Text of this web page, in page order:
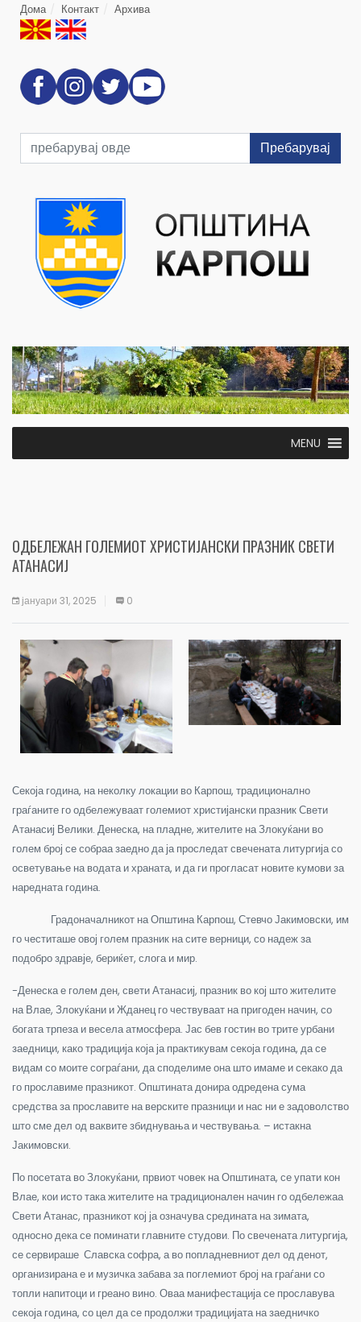
Дома Контакт Архива
Пребарувај
MENU
ОДБЕЛЕЖАН ГОЛЕМИОТ ХРИСТИЈАНСКИ ПРАЗНИК СВЕТИ
АТАНАСИЈ
јануари 31, 2025 0
Секоја година, на неколку локации во Карпош, традиционално
граѓаните го одбележуваат големиот христијански празник Свети
Атанасиј Велики. Денеска, на пладне, жителите на Злокуќани во
голем број се собраа заедно да ја проследат свечената литургија со
осветување на водата и храната, и да ги прогласат новите кумови за
наредната година.
Градоначалникот на Општина Карпош, Стевчо Јакимовски, им
го честиташе овој голем празник на сите верници, со надеж за
подобро здравје, бериќет, слога и мир.
-Денеска е голем ден, свети Атанасиј, празник во кој што жителите
на Влае, Злокуќани и Жданец го чествуваат на пригоден начин, со
богата трпеза и весела атмосфера. Јас бев гостин во трите урбани
заедници, како традиција која ја практикувам секоја година, да се
видам со моите сограѓани, да споделиме она што имаме и секако да
го прославиме празникот. Општината донира одредена сума
средства за прославите на верските празници и нас ни е задоволство
што сме дел од ваквите збиднувања и чествувања. – истакна
Јакимовски.
По посетата во Злокуќани, првиот човек на Општината, се упати кон
Влае, кои исто така жителите на традиционален начин го одбележаа
Свети Атанас, празникот кој ја означува средината на зимата,
односно дека се поминати главните студови. По свечената литургија,
се сервираше Славска софра, а во попладневниот дел од денот,
организирана е и музичка забава за поглемиот број на граѓани со
топли напитоци и греано вино. Оваа манифестација се прославува
секоја година, со цел да се продолжи традицијата на заедничко